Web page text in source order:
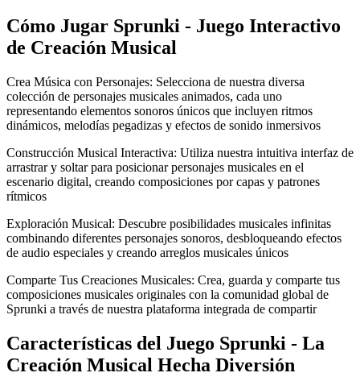
Cómo Jugar Sprunki - Juego Interactivo
de Creación Musical
Crea Música con Personajes: Selecciona de nuestra diversa
colección de personajes musicales animados, cada uno
representando elementos sonoros únicos que incluyen ritmos
dinámicos, melodías pegadizas y efectos de sonido inmersivos
Construcción Musical Interactiva: Utiliza nuestra intuitiva interfaz de
arrastrar y soltar para posicionar personajes musicales en el
escenario digital, creando composiciones por capas y patrones
rítmicos
Exploración Musical: Descubre posibilidades musicales infinitas
combinando diferentes personajes sonoros, desbloqueando efectos
de audio especiales y creando arreglos musicales únicos
Comparte Tus Creaciones Musicales: Crea, guarda y comparte tus
composiciones musicales originales con la comunidad global de
Sprunki a través de nuestra plataforma integrada de compartir
Características del Juego Sprunki - La
Creación Musical Hecha Diversión